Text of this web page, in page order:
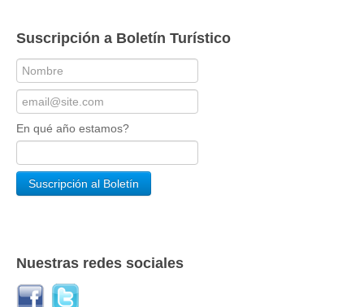
Suscripción a Boletín Turístico
En qué año estamos?
Nuestras redes sociales